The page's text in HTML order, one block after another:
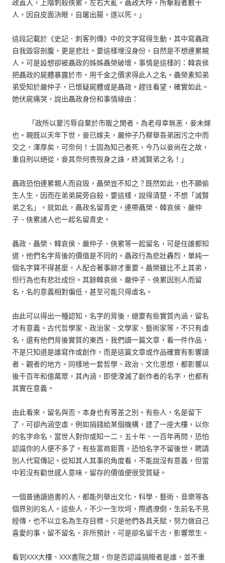
政直入，上階刺殺俠累，左右大亂。聶政大呼，所擊殺者數十
人，因自皮面決眼，自屠出腸，遂以死。」
這段記載於《史記．刺客列傳》中的文字寫得生動，其中寫聶政
自我毀容剖腹，更是悲壯。要這樣埋沒身份，自然是不想連累親
人。可是設想卻被聶政的姊姊聶榮破壞。事情是這樣的：韓哀侯
把聶政的屍體暴露於市，用千金之價求得此人之名。聶榮素知弟
弟受知於嚴仲子，已懷疑屍體或是聶政。趕往看望，確實如此。
她伏屍痛哭，說出聶政身份和事情緣由：
「政所以蒙污辱自棄於市販之閒者，為老母幸無恙，妾未嫁
也。親既以天年下世，妾已嫁夫，嚴仲子乃察舉吾弟困污之中而
交之，澤厚矣，可奈何！士固為知己者死，今乃以妾尚在之故，
重自刑以絕從，妾其奈何畏歿身之誅，終滅賢弟之名！」
聶政恐怕連累親人而自毁，聶榮豈不知之？既然如此，也不願偷
生人生，因而在弟弟屍旁自殺。要這樣，說得清楚，不想「滅賢
弟之名」。就如此，聶政名留青史，連帶聶榮、韓哀侯、嚴仲
子、俠累諸人也一起名留青史。
聶政、聶榮、韓哀侯、嚴仲子、俠累等一起留名，可是任誰都知
道，他們名字背後的價值是不同的。聶政行為悲壯轟烈，單純一
個名字算不得甚麼，人配合著事跡才重要。聶榮雖比不上其弟，
但行為也有悲壯成份。其餘韓哀侯、嚴仲子、俠累因別人而留
名，名的意義相對偏低，甚至可能只得虛名。
由此可以得出一種認知，名字的背後，總要有些實質內涵，留名
才有意義。古代哲學家、政治家、文學家、藝術家等，不只有虛
名，還有他們背後實質的東西。我們讀一篇文章，看一件作品，
不是只知道是誰寫作或創作，而是這篇文章或作品確實有影響讀
者、觀者的地方。同樣地一套哲學、政治、文化思想，都影響以
後千百年和億萬眾，其內涵，即使湮滅了創作者的名字，也都有
其實在意義。
由此看來，留名與否，本身也有等差之別。有些人，名是留下
了，可卻內涵空虛，例如捐錢給某個機構，建了一座大樓，以你
的名字命名，當世人對你或知一二，五十年、一百年再問，恐怕
認識你的人便不多了。有些富商鉅賈，恐怕名字不留後世，聘請
別人代寫傳記。從知其人其事的角度看，不能說沒有意義，但當
中若沒有勸世感人意味，留存的價值便很受質疑。
一個普通讀過書的人，都能列舉出文化、科學、藝術、音樂等各
個界別的名人。這些人，不少一生坎坷，際遇潦倒，生前名不見
經傳，也不以立名為生存目標。只是他們各具天賦，努力做自己
喜愛的事，留不留名，非所預計，可是卻名留千古，影響眾生。
看到XXX大樓、XXX書院之類，你是否認識捐贈者是誰，並不重